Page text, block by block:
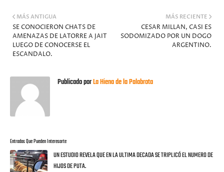
MÁS RECIENTE
CESAR MILLAN, CASI ES
SODOMIZADO POR UN DOGO
ARGENTINO.
MÁS ANTIGUA
SE CONOCIERON CHATS DE
AMENAZAS DE LATORRE A JAIT
LUEGO DE CONOCERSE EL
ESCANDALO.
Publicado porLa Hiena de la Palabrota
Entradas Que Pueden Interesarte
UN ESTUDIO REVELA QUE EN LA ULTIMA DECADA SE TRIPLICÓ EL NUMERO DE
HIJOS DE PUTA.